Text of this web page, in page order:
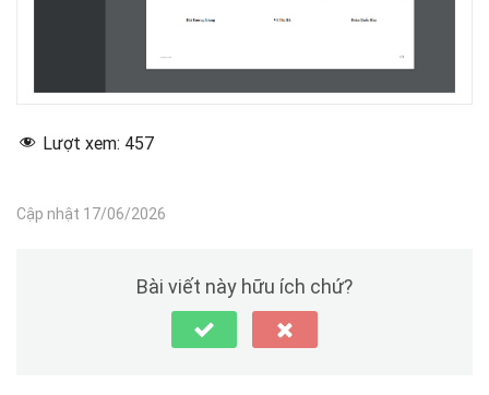
Lượt xem: 457
Cập nhật 17/06/2026
Bài viết này hữu ích chứ?